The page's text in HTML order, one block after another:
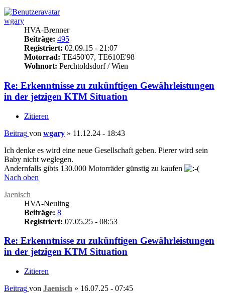
wgary
HVA-Brenner
Beiträge: 495
Registriert: 02.09.15 - 21:07
Motorrad: TE450'07, TE610E'98
Wohnort: Perchtoldsdorf / Wien
Re: Erkenntnisse zu zukünftigen Gewährleistungen
in der jetzigen KTM Situation
Zitieren
Beitrag von wgary » 11.12.24 - 18:43
Ich denke es wird eine neue Gesellschaft geben. Pierer wird sein
Baby nicht weglegen.
Andernfalls gibts 130.000 Motorräder günstig zu kaufen
Nach oben
Jaenisch
HVA-Neuling
Beiträge: 8
Registriert: 07.05.25 - 08:53
Re: Erkenntnisse zu zukünftigen Gewährleistungen
in der jetzigen KTM Situation
Zitieren
Beitrag von Jaenisch » 16.07.25 - 07:45